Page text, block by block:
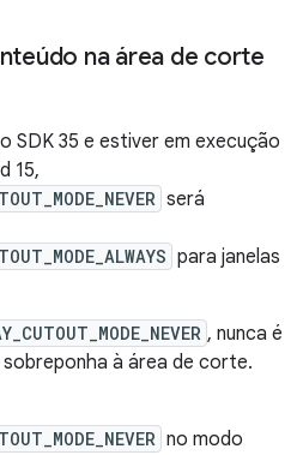
na área de corte
SDK 35 e estiver em execução
15,
será
para janelas
, nunca é
à área de corte.
no modo